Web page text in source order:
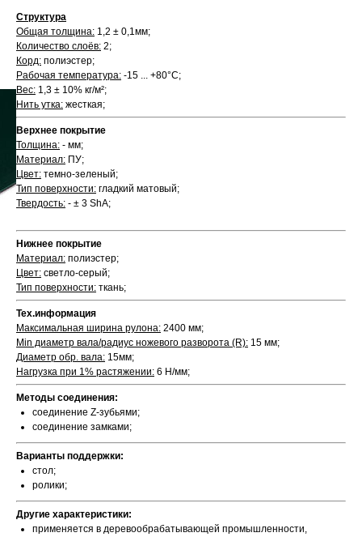
Структура
Общая толщина: 1,2 ± 0,1мм;
Количество слоёв: 2;
Корд: полиэстер;
Рабочая температура: -15 ... +80°С;
Вес: 1,3 ± 10% кг/м²;
Нить утка: жесткая;
Верхнее покрытие
Толщина: - мм;
Материал: ПУ;
Цвет: темно-зеленый;
Тип поверхности: гладкий матовый;
Твердость: - ± 3 ShA;
Нижнее покрытие
Материал: полиэстер;
Цвет: светло-серый;
Тип поверхности: ткань;
Тех.информация
Максимальная ширина рулона: 2400 мм;
Min диаметр вала/радиус ножевого разворота (R): 15 мм;
Диаметр обр. вала: 15мм;
Нагрузка при 1% растяжении: 6 Н/мм;
Методы соединения:
соединение Z-зубьями;
соединение замками;
Варианты поддержки:
стол;
ролики;
Другие характеристики:
применяется в деревообрабатывающей промышленности,